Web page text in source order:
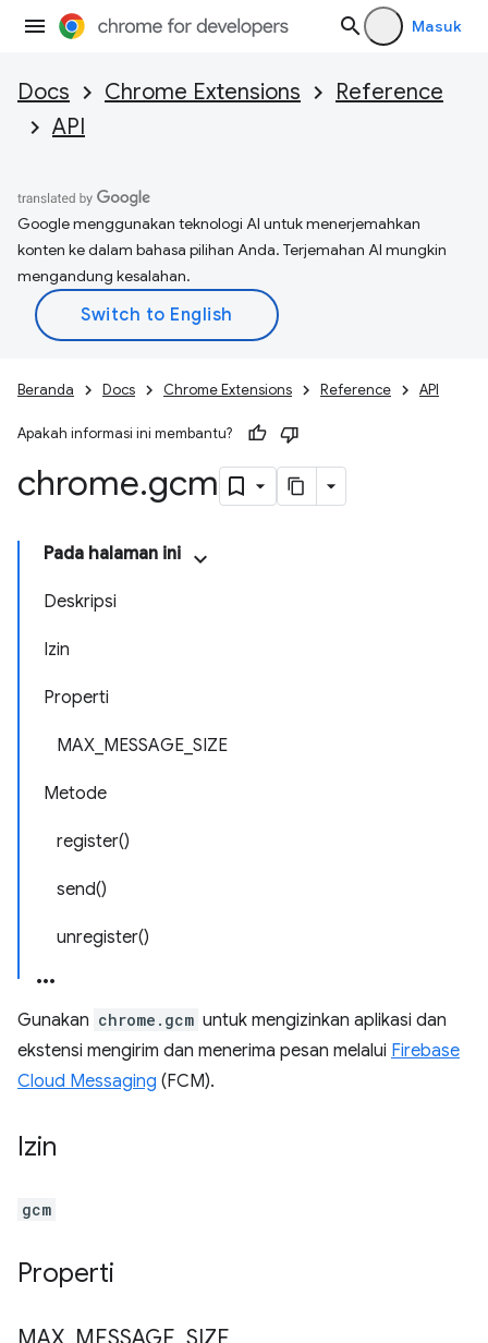
Masuk
Docs Chrome Extensions
Reference
API
Google menggunakan teknologi AI untuk menerjemahkan
konten ke dalam bahasa pilihan Anda. Terjemahan AI mungkin
mengandung kesalahan.
Beranda Docs Chrome Extensions Reference API
Apakah informasi ini membantu?
chrome.gcm
Pada halaman ini
Deskripsi
Izin
Properti
MAX_MESSAGE_SIZE
Metode
register()
send()
unregister()
Gunakan chrome.gcm untuk mengizinkan aplikasi dan
ekstensi mengirim dan menerima pesan melalui Firebase
Cloud Messaging (FCM).
Izin
gcm
Properti